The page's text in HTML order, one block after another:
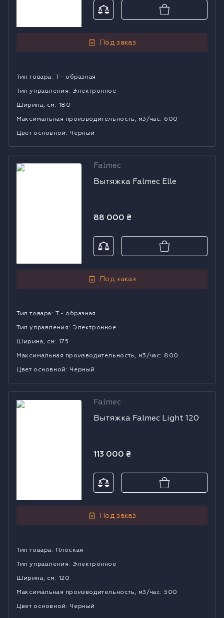
Под заказ
Тип товара: Т - образная
Тип управления: Электронное
Ширина, см : 180
Mаксимальная производительность, м3/час: 600
Цвет основной : Черный
Вытяжка
Falmec
Вытяжка Falmec Elle
88 000 ₴
Под заказ
Тип товара: Т - образная
Тип управления: Электронное
Ширина, см : 175
Mаксимальная производительность, м3/час: 800
Цвет основной : Черный
Вытяжка
Falmec
Вытяжка Falmec Light 120
113 000 ₴
Под заказ
Тип товара: Плоская
Тип управления: Электронное
Ширина, см : 120
Mаксимальная производительность, м3/час: 500
Цвет основной : Черный